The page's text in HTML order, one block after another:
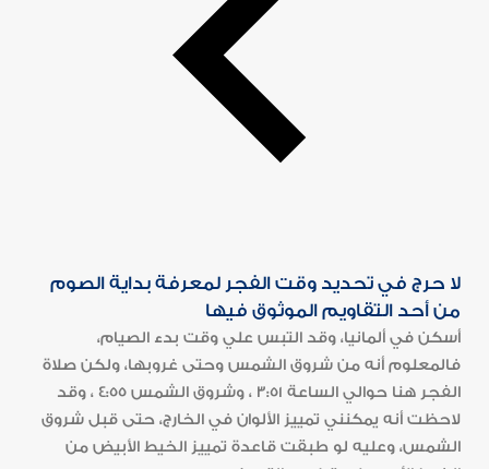
لا حرج في تحديد وقت الفجر لمعرفة بداية الصوم
من أحد التقاويم الموثوق فيها
أسكن في ألمانيا، وقد التبس علي وقت بدء الصيام،
فالمعلوم أنه من شروق الشمس وحتى غروبها، ولكن صلاة
الفجر هنا حوالي الساعة 3:51 ، وشروق الشمس 4:55 ، وقد
لاحظت أنه يمكنني تمييز الألوان في الخارج، حتى قبل شروق
الشمس، وعليه لو طبقت قاعدة تمييز الخيط الأبيض من